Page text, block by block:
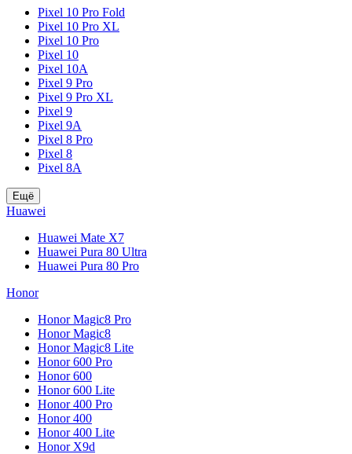
Pixel 10 Pro Fold
Pixel 10 Pro XL
Pixel 10 Pro
Pixel 10
Pixel 10A
Pixel 9 Pro
Pixel 9 Pro XL
Pixel 9
Pixel 9A
Pixel 8 Pro
Pixel 8
Pixel 8A
Ещё
Huawei
Huawei Mate X7
Huawei Pura 80 Ultra
Huawei Pura 80 Pro
Honor
Honor Magic8 Pro
Honor Magic8
Honor Magic8 Lite
Honor 600 Pro
Honor 600
Honor 600 Lite
Honor 400 Pro
Honor 400
Honor 400 Lite
Honor X9d